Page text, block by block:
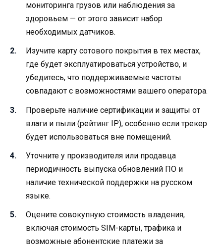
мониторинга грузов или наблюдения за
здоровьем — от этого зависит набор
необходимых датчиков.
Изучите карту сотового покрытия в тех местах,
где будет эксплуатироваться устройство, и
убедитесь, что поддерживаемые частоты
совпадают с возможностями вашего оператора.
Проверьте наличие сертификации и защиты от
влаги и пыли (рейтинг IP), особенно если трекер
будет использоваться вне помещений.
Уточните у производителя или продавца
периодичность выпуска обновлений ПО и
наличие технической поддержки на русском
языке.
Оцените совокупную стоимость владения,
включая стоимость SIM-карты, трафика и
возможные абонентские платежи за